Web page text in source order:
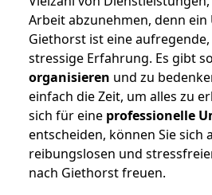
Arbeit abzunehmen, denn ein
Giethorst ist eine
stressige Erfahrung. Es gibt
organisieren und zu
einfach die Zeit, um alles zu
sich für eine professionelle
entscheiden, können Sie sich
reibungslosen und
nach Giethorst freuen.